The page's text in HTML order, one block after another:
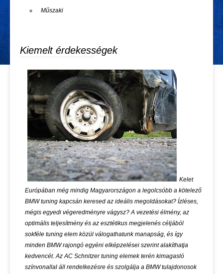
Műszaki
Kiemelt érdekességek
Kelet
Európában még mindig Magyarországon a legolcsóbb a kötelező
BMW tuning kapcsán keresed az ideális megoldásokat? Ízléses,
mégis egyedi végeredményre vágysz? A vezetési élmény, az
optimális teljesítmény és az esztétikus megjelenés céljából
sokféle tuning elem közül válogathatunk manapság, és így
minden BMW rajongó egyéni elképzelései szerint alakíthatja
kedvencét. Az AC Schnitzer tuning elemek terén kimagasló
színvonallal áll rendelkezésre és szolgálja a BMW tulajdonosok